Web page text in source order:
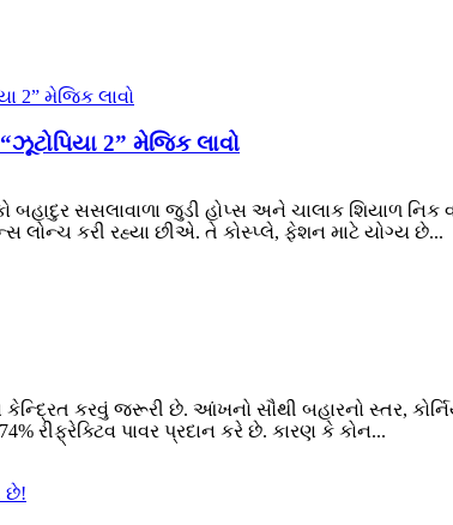
2” મેજિક લાવો
બહાદુર સસલાવાળા જુડી હોપ્સ અને ચાલાક શિયાળ
લોન્ચ કરી રહ્યા છીએ. તે કોસ્પ્લે, ફેશન માટે યોગ્ય છે...
કરવું જરૂરી છે. આંખનો સૌથી બહારનો સ્તર,
પાવર પ્રદાન કરે છે. કારણ કે કોન...